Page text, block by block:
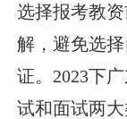
选择报考教
解，避免选
证。2023下
试和面试两大